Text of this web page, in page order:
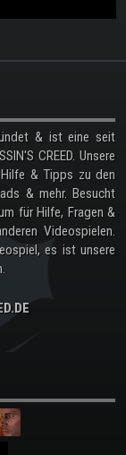
& ist eine seit
CREED. Unsere
& Tipps zu den
& mehr. Besucht
für Hilfe, Fragen &
Videospielen.
es ist unsere